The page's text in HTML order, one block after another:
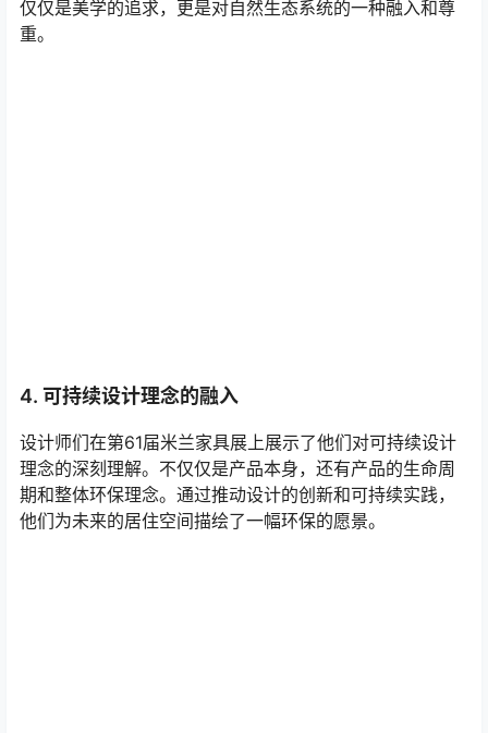
仅仅是美学的追求，更是对自然生态系统的一种融入和尊
重。
4. 可持续设计理念的融入
设计师们在第61届米兰家具展上展示了他们对可持续设计
理念的深刻理解。不仅仅是产品本身，还有产品的生命周
期和整体环保理念。通过推动设计的创新和可持续实践，
他们为未来的居住空间描绘了一幅环保的愿景。